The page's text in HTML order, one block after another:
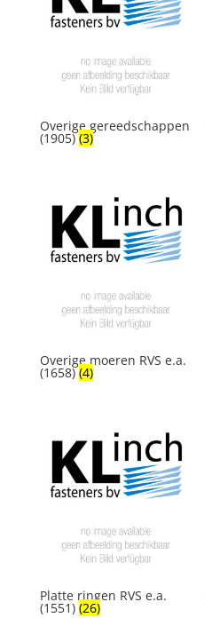
Overige gereedschappen
(1905)(3)
Overige moeren RVS e.a.
(1658)(4)
Platte ringen RVS e.a.
(1551) (26)